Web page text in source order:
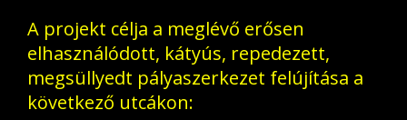
A projekt célja a meglévő erősen
elhasználódott, kátyús, repedezett,
megsüllyedt pályaszerkezet felújítása a
következő utcákon: